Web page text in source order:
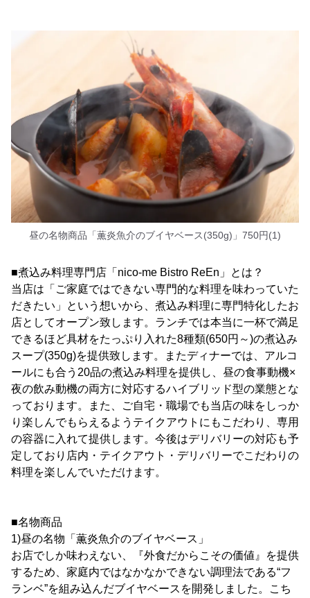
昼の名物商品「薫炎魚介のブイヤベース(350g)」750円(1)
■煮込み料理専門店「nico-me Bistro ReEn」とは？
当店は「ご家庭ではできない専門的な料理を味わっていた
だきたい」という想いから、煮込み料理に専門特化したお
店としてオープン致します。ランチでは本当に一杯で満足
できるほど具材をたっぷり入れた8種類(650円～)の煮込み
スープ(350g)を提供致します。またディナーでは、アルコ
ールにも合う20品の煮込み料理を提供し、昼の食事動機×
夜の飲み動機の両方に対応するハイブリッド型の業態とな
っております。また、ご自宅・職場でも当店の味をしっか
り楽しんでもらえるようテイクアウトにもこだわり、専用
の容器に入れて提供します。今後はデリバリーの対応も予
定しており店内・テイクアウト・デリバリーでこだわりの
料理を楽しんでいただけます。
■名物商品
1)昼の名物「薫炎魚介のブイヤベース」
お店でしか味わえない、『外食だからこその価値』を提供
するため、家庭内ではなかなかできない調理法である“フ
ランベ”を組み込んだブイヤベースを開発しました。こち